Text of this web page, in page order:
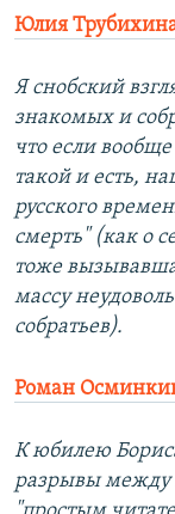
Юлия
Я снобский
знакомых и
что если
такой и есть,
русского
смерть" (как о
тоже
массу
собратьев).
Роман
К юбилею
разрывы между